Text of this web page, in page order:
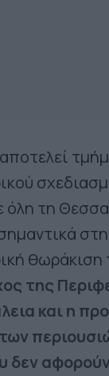
όλη τη
θωράκιση
της
και η
δεν